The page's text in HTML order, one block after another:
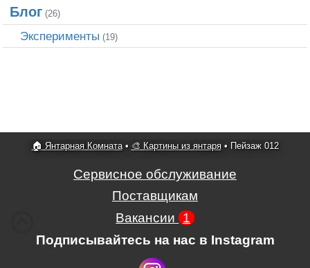
Блог (26)
Эксперименты (19)
🏠 Янтарная Комната• 🎨 Картины из янтаря • Пейзаж 012
Сервисное обслуживание
Поставщикам
Вакансии 1
Подписывайтесь на нас в Instagram